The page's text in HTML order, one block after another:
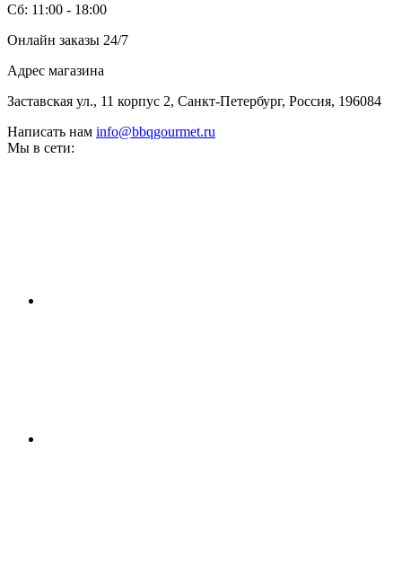
Термометры для гриля
Чехлы для гриля
Чехлы для газовый грилей
Чехлы для угольных грилей
Чехлы для коптилен
Сб: 11:00 - 18:00
Онлайн заказы 24/7
Адрес магазина
Заставская ул., 11 корпус 2, Санкт-Петербург, Россия, 196084
Написать нам info@bbqgourmet.ru
Мы в сети: